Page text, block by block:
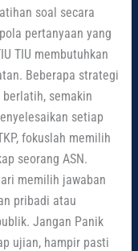
soal secara
pertanyaan yang
TIU membutuhkan
Beberapa strategi
semakin
setiap
fokuslah memilih
seorang ASN.
memilih jawaban
pribadi atau
Jangan Panik
ujian, hampir pasti